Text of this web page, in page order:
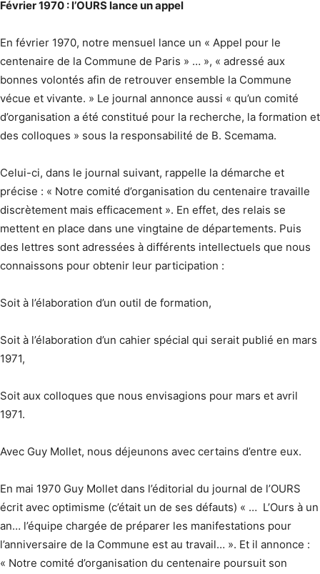
Février 1970 : l’OURS lance un appel
En février 1970, notre mensuel lance un « Appel pour le
centenaire de la Commune de Paris » … », « adressé aux
bonnes volontés afin de retrouver ensemble la Commune
vécue et vivante. » Le journal annonce aussi « qu’un comité
d’organisation a été constitué pour la recherche, la formation et
des colloques » sous la responsabilité de B. Scemama.
Celui-ci, dans le journal suivant, rappelle la démarche et
précise : « Notre comité d’organisation du centenaire travaille
discrètement mais efficacement ». En effet, des relais se
mettent en place dans une vingtaine de départements. Puis
des lettres sont adressées à différents intellectuels que nous
connaissons pour obtenir leur participation :
Soit à l’élaboration d’un outil de formation,
Soit à l’élaboration d’un cahier spécial qui serait publié en mars
1971,
Soit aux colloques que nous envisagions pour mars et avril
1971.
Avec Guy Mollet, nous déjeunons avec certains d’entre eux.
En mai 1970 Guy Mollet dans l’éditorial du journal de l’OURS
écrit avec optimisme (c’était un de ses défauts) « … L’Ours à un
an… l’équipe chargée de préparer les manifestations pour
l’anniversaire de la Commune est au travail… ». Et il annonce :
« Notre comité d’organisation du centenaire poursuit son